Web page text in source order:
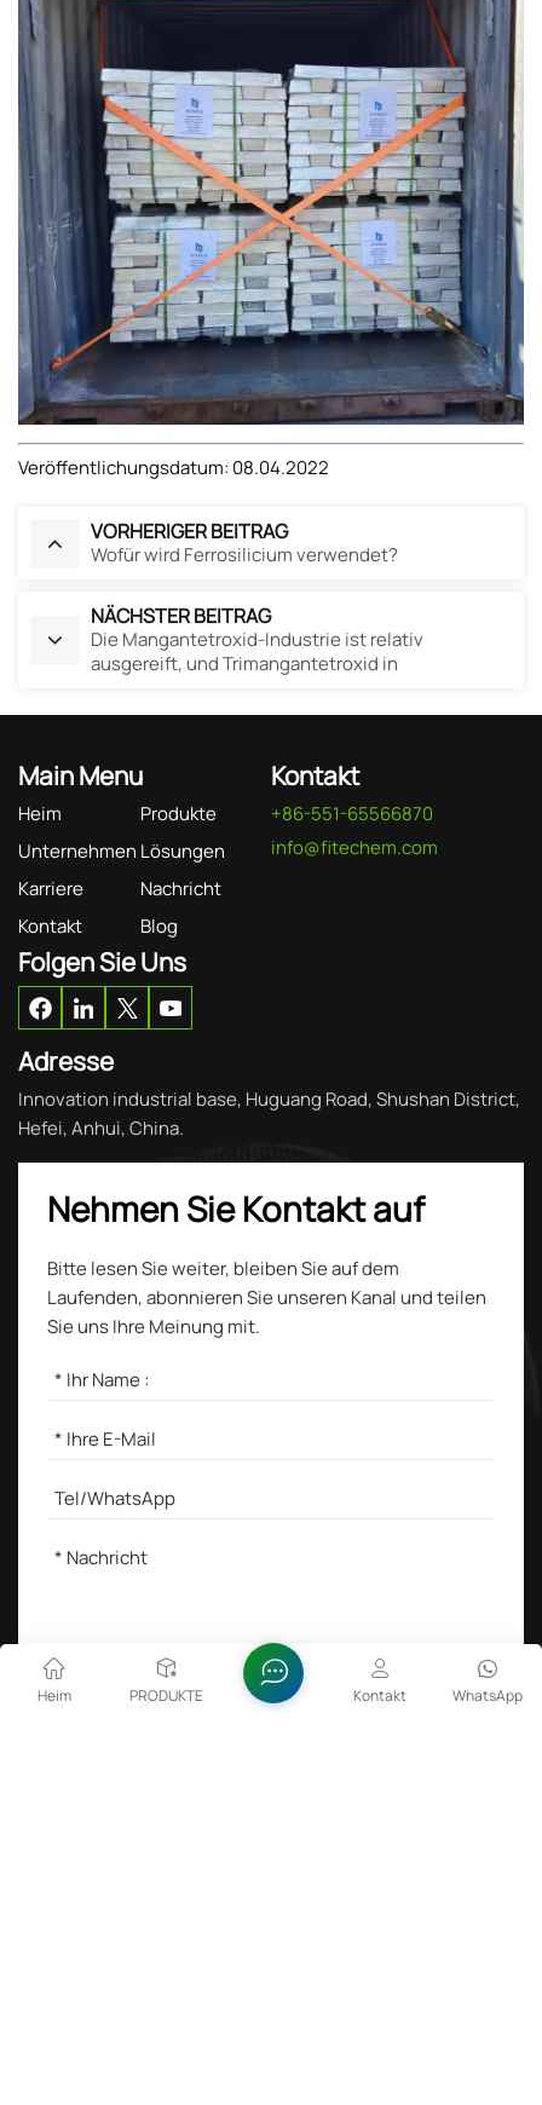
Veröffentlichungsdatum: 08.04.2022
VORHERIGER BEITRAG
Wofür wird Ferrosilicium verwendet?
NÄCHSTER BEITRAG
Die Mangantetroxid-Industrie ist relativ
ausgereift, und Trimangantetroxid in
Main Menu
Heim
Produkte
Unternehmen Lösungen
Karriere
Nachricht
Kontakt
Blog
Kontakt
+86-551-65566870
info@fitechem.com
Folgen Sie Uns
Adresse
Innovation industrial base, Huguang Road, Shushan District,
Hefei, Anhui, China.
Nehmen Sie Kontakt auf
Bitte lesen Sie weiter, bleiben Sie auf dem
Laufenden, abonnieren Sie unseren Kanal und teilen
Sie uns Ihre Meinung mit.
SENDEN SIE EINE NACHRICHT
Heim PRODUKTE WhatsApp
Kontakt